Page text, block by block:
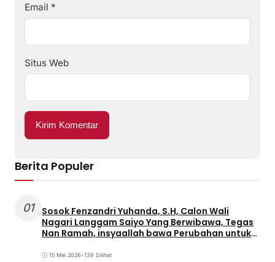
Email *
Situs Web
Berita Populer
01
Sosok Fenzandri Yuhanda, S.H, Calon Wali
Nagari Langgam Saiyo Yang Berwibawa, Tegas
Nan Ramah, insyaallah bawa Perubahan untuk
15 Mei 2026•139 Dilihat